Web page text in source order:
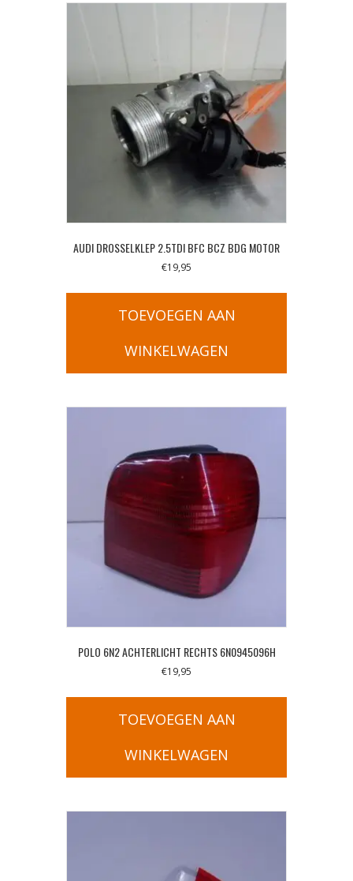
AUDI DROSSELKLEP 2.5TDI BFC BCZ BDG MOTOR
€19,95
TOEVOEGEN AAN
WINKELWAGEN
POLO 6N2 ACHTERLICHT RECHTS 6N0945096H
€19,95
TOEVOEGEN AAN
WINKELWAGEN